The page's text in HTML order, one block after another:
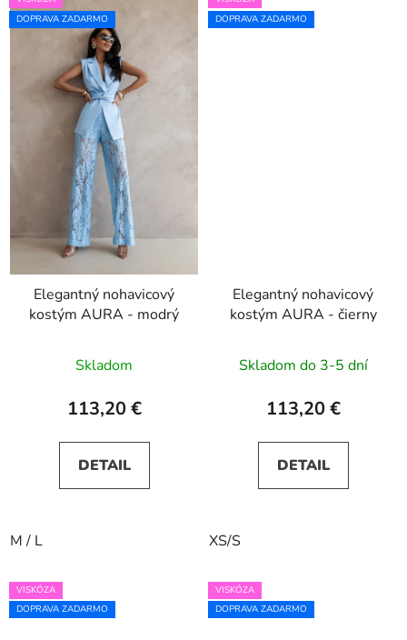
DOPRAVA ZADARMO
Elegantný nohavicový
kostým AURA - modrý
Skladom
113,20 €
DETAIL
M / L
DOPRAVA ZADARMO
Elegantný nohavicový
kostým AURA - čierny
Skladom do 3-5 dní
113,20 €
DETAIL
XS/S
VISKÓZA
DOPRAVA ZADARMO
VISKÓZA
DOPRAVA ZADARMO